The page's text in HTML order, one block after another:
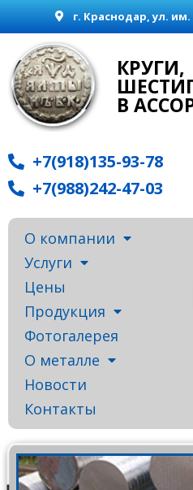
г. Краснодар, ул.
КРУГИ,
В
+7(918)135-93-78
+7(988)242-47-03
О компании
Услуги
Цены
Продукция
Фотогалерея
О металле
Новости
Контакты